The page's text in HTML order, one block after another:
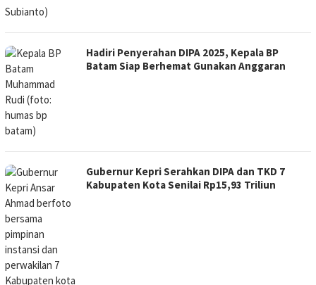
Hadiri Penyerahan DIPA 2025, Kepala BP
Batam Siap Berhemat Gunakan Anggaran
Gubernur Kepri Serahkan DIPA dan TKD 7
Kabupaten Kota Senilai Rp15,93 Triliun